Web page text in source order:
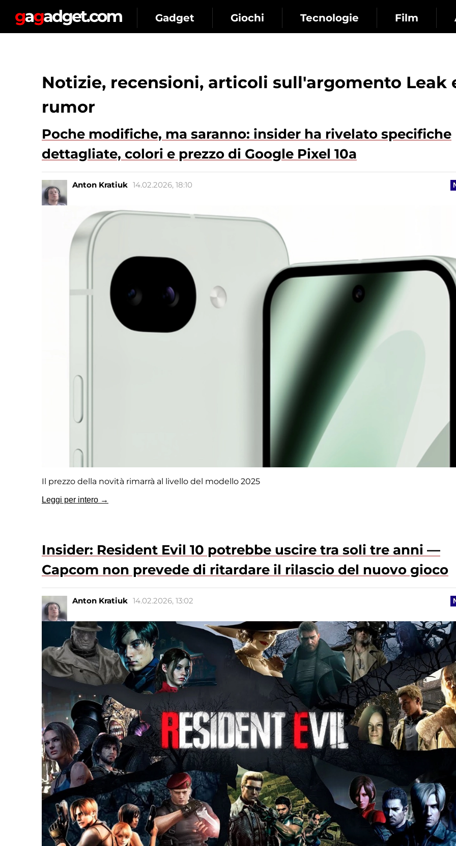
Gadget Giochi Tecnologie Film
Notizie, recensioni, articoli sull'argomento Leak
rumor
Poche modifiche, ma saranno: insider ha rivelato specifiche
dettagliate, colori e prezzo di Google Pixel 10a
Anton Kratiuk 14.02.2026, 18:10
Il prezzo della novità rimarrà al livello del modello 2025
Leggi per intero →
Insider: Resident Evil 10 potrebbe uscire tra soli tre anni —
Capcom non prevede di ritardare il rilascio del nuovo gioco
Anton Kratiuk 14.02.2026, 13:02